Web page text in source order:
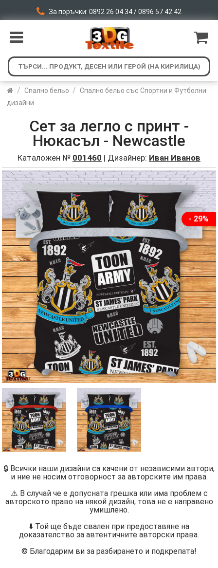
За поръчки: 0892 26 04 34 / 0896 57 42 42
/ Спално бельо / Спално бельо със Спортни и Футболни
дизайни
Сет за легло с принт -
Нюкасъл - Newcastle
Каталожен № 001460 | Дизайнер: Иван Иванов
- 29%
🔒 Всички наши дизайни са качени от независими автори,
и ние не носим отговорност за авторските им права.
⚠️ В случай че е допусната грешка или има проблем с
авторското право на някой дизайн, това не е направено
умишлено.
⬇️ Той ще бъде свален при предоставяне на
доказателство за автентичните авторски права.
©️ Благодарим ви за разбирането и подкрепата!